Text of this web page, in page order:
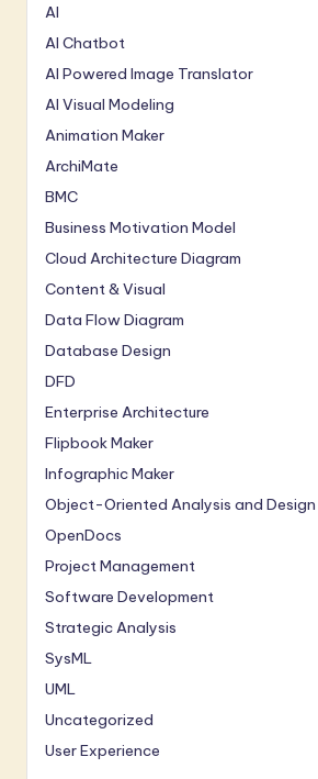
AI
AI Chatbot
AI Powered Image Translator
AI Visual Modeling
Animation Maker
ArchiMate
BMC
Business Motivation Model
Cloud Architecture Diagram
Content & Visual
Data Flow Diagram
Database Design
DFD
Enterprise Architecture
Flipbook Maker
Infographic Maker
Object-Oriented Analysis and Design
OpenDocs
Project Management
Software Development
Strategic Analysis
SysML
UML
Uncategorized
User Experience